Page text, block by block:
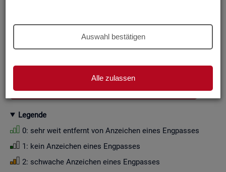
Auswahl bestätigen
Alle zulassen
Zah­len­wer­te i. d. R. auf Viel­fa­che von Zehn ge­run­det (siehe
die Fil­ter­mög­lich­kei­ten und die an­ge­zeig­ten Daten.
GESAMTDOWNLOAD ENGPASSANALYSE ALS CSV
Le­gen­de
0: sehr weit ent­fernt von An­zei­chen eines Eng­pas­ses
1: kein An­zei­chen eines Eng­pas­ses
2: schwa­che An­zei­chen eines Eng­pas­ses